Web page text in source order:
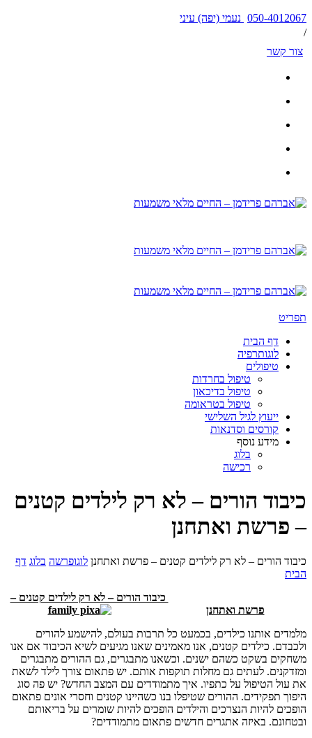
050-4012067 נעמי (יפה) עיני
/
צור קשר
תפריט
דף הבית
לוגותרפיה
טיפולים
טיפול בחרדות
טיפול בדיכאון
טיפול בטראומה
ייעוץ לגיל השלישי
קורסים וסדנאות
מידע נוסף
בלוג
רכישה
כיבוד הורים – לא רק לילדים קטנים
– פרשת ואתחנן
כיבוד הורים – לא רק לילדים קטנים – פרשת ואתחנן לוגופרשה בלוג דף
הבית
כיבוד הורים – לא רק לילדים קטנים –
פרשת ואתחנן
מלמדים אותנו כילדים, בכמעט כל תרבות בעולם, להישמע להורים
ולכבדם. כילדים קטנים, אנו מאמינים שאנו מגיעים לשיא הכיבוד אם אנו
משחקים בשקט כשהם ישנים. וכשאנו מתבגרים, גם ההורים מתבגרים
ומזדקנים. לעתים גם מחלות תוקפות אותם. יש פתאום צורך לילד לשאת
את עול הטיפול על כתפיו. איך מתמודדים עם המצב החדש? יש פה סוג
היפוך תפקידים. ההורים שטיפלו בנו כשהיינו קטנים וחסרי אונים פתאום
הופכים להיות הנצרכים והילדים הופכים להיות שומרים על בריאותם
ובטחונם. באיזה אתגרים חדשים פתאום מתמודדים?